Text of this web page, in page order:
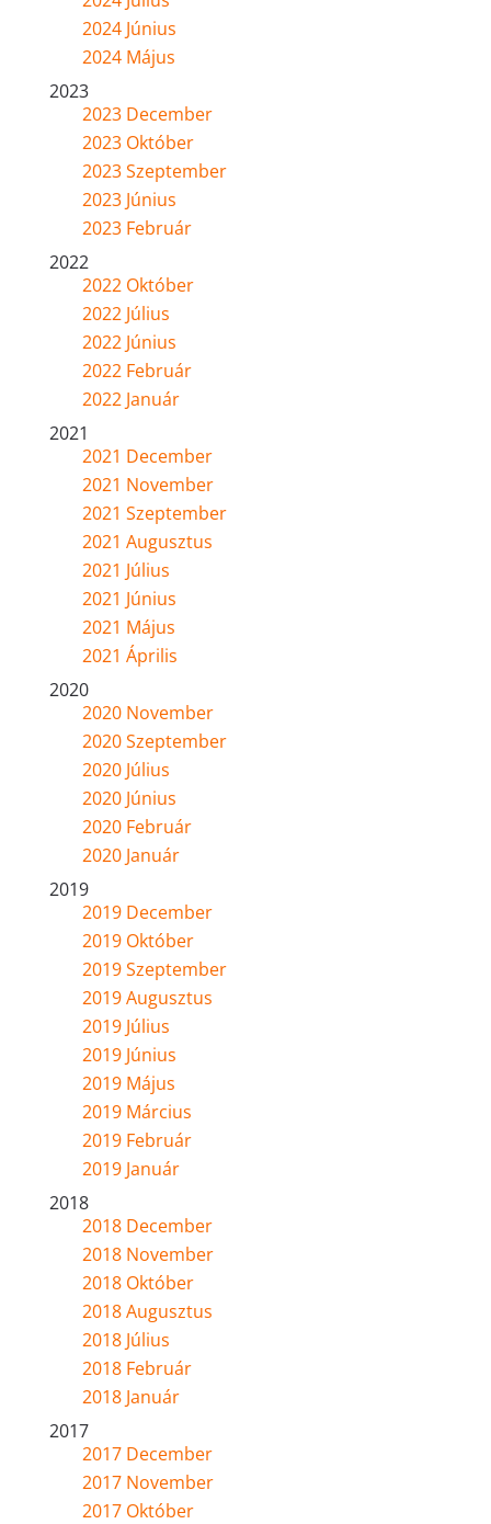
2024 Június
2024 Május
2023
2023 December
2023 Október
2023 Szeptember
2023 Június
2023 Február
2022
2022 Október
2022 Július
2022 Június
2022 Február
2022 Január
2021
2021 December
2021 November
2021 Szeptember
2021 Augusztus
2021 Július
2021 Június
2021 Május
2021 Április
2020
2020 November
2020 Szeptember
2020 Július
2020 Június
2020 Február
2020 Január
2019
2019 December
2019 Október
2019 Szeptember
2019 Augusztus
2019 Július
2019 Június
2019 Május
2019 Március
2019 Február
2019 Január
2018
2018 December
2018 November
2018 Október
2018 Augusztus
2018 Július
2018 Február
2018 Január
2017
2017 December
2017 November
2017 Október